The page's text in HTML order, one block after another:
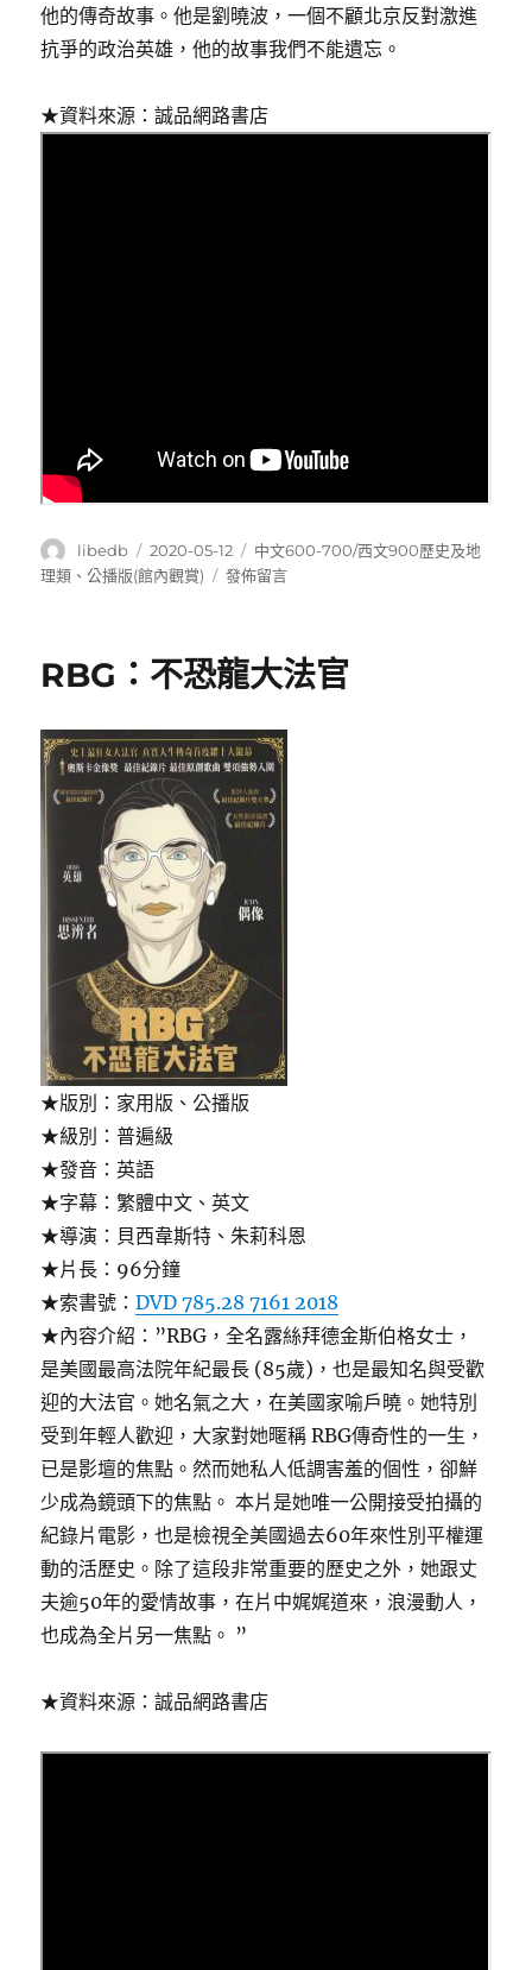
他的傳奇故事。他是劉曉波，一個不顧北京反對激進
抗爭的政治英雄，他的故事我們不能遺忘。
★資料來源：誠品網路書店
作
者
libedb
發
佈
2020-05-12
分
類
中文600-700/西文900歷史及地
理類 、公播版(館內觀賞)
在
京
人-
劉
曉
波:Liu
the
man
who
Beijing(劉
曉
波
的
人
權
發佈留言
RBG：不恐龍大法官
★版別：家用版、公播版
★級別：普遍級
★發音：英語
★字幕：繁體中文、英文
★導演：貝西韋斯特、朱莉科恩
★片長：96分鐘
★索書號：DVD 785.28 7161 2018
★內容介紹：”RBG，全名露絲拜德金斯伯格女士，
是美國最高法院年紀最長 (85歲)，也是最知名與受歡
迎的大法官。她名氣之大，在美國家喻戶曉。她特別
受到年輕人歡迎，大家對她暱稱 RBG傳奇性的一生，
已是影壇的焦點。然而她私人低調害羞的個性，卻鮮
少成為鏡頭下的焦點。 本片是她唯一公開接受拍攝的
紀錄片電影，也是檢視全美國過去60年來性別平權運
動的活歷史。除了這段非常重要的歷史之外，她跟丈
夫逾50年的愛情故事，在片中娓娓道來，浪漫動人，
也成為全片另一焦點。 ”
★資料來源：誠品網路書店